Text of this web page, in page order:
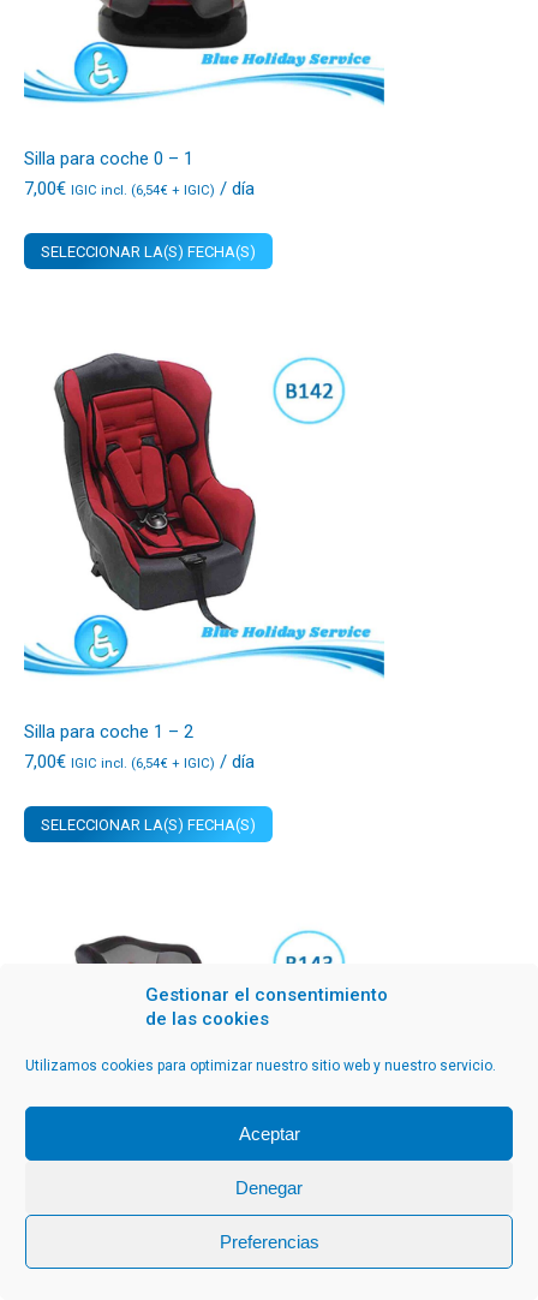
Gestionar el consentimiento
de las cookies
Utilizamos cookies para optimizar nuestro sitio web y nuestro servicio.
Aceptar
Denegar
Preferencias
Silla para coche 0 – 1
7,00€ IGIC incl. (6,54€ + IGIC) / día
SELECCIONAR LA(S) FECHA(S)
Silla para coche 1 – 2
7,00€ IGIC incl. (6,54€ + IGIC) / día
SELECCIONAR LA(S) FECHA(S)